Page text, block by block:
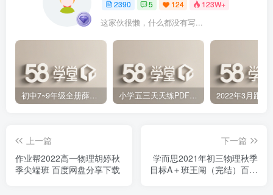
2390 5 124 123W+
这家伙很懒，什么都没有写...
初中7~9年级全册薛金星中学教材全解PDF 百度网盘分享下载 小学五三天天练PDF（压缩打包）百度网盘分享下载
上一篇
作业帮2022高一物理胡婷秋
季尖端班 百度网盘分享下载
下一篇
学而思2021年初三物理秋季
目标A＋班王闯（完结）百度